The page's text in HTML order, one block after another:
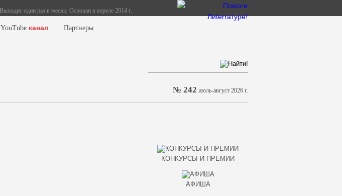
Выходит один раз в месяц. Основан в апреле 2014 г.
YouTube канал Партнеры
№ 242 июль-август 2026 г.
КОНКУРСЫ И ПРЕМИИ
АФИША